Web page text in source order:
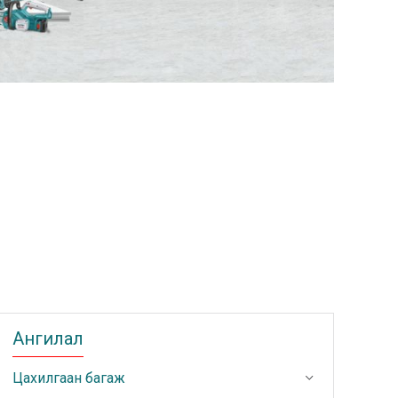
Ангилал
Цахилгаан багаж